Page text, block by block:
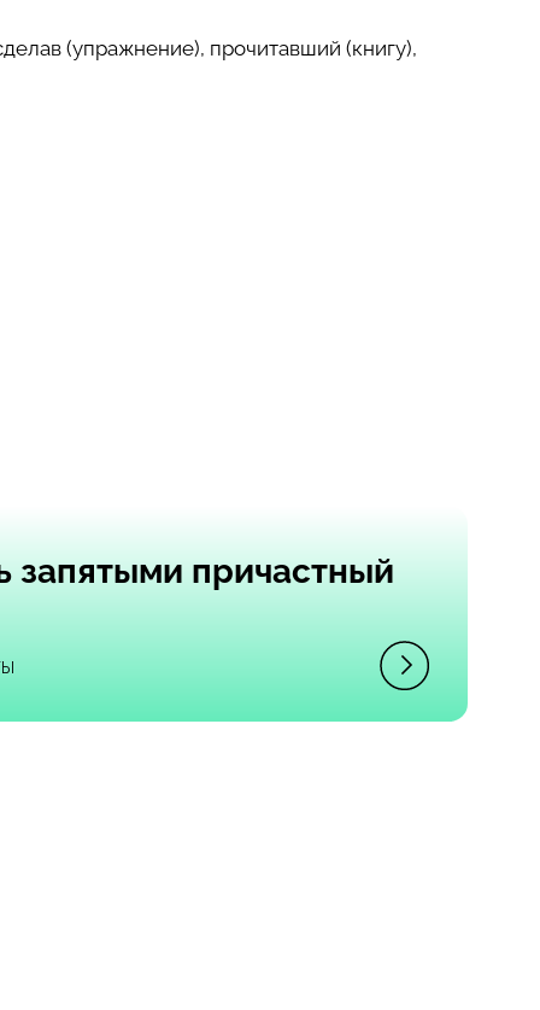
(упражнение), прочитавший (книгу),
запятыми причастный